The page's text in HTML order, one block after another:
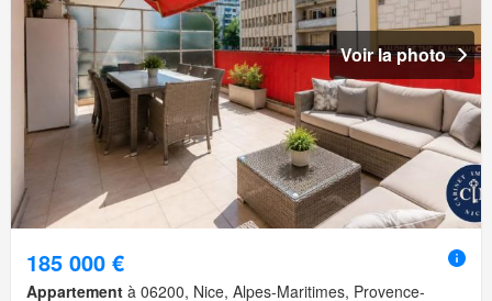
Voir la photo
185 000 €
Appartement à 06200, Nice, Alpes-Maritimes, Provence-